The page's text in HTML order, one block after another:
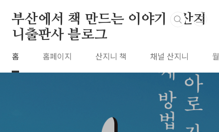
부산에서 책 만드는 이야기 : 산지
니출판사 블로그
홈 홈페이지 산지니 책 채널 산지니